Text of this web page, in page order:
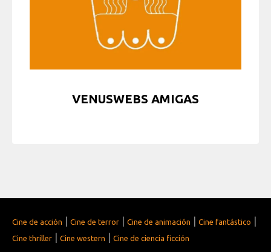
VENUSWEBS AMIGAS
Cine de acción | Cine de terror | Cine de animación | Cine fantástico |
Cine thriller | Cine western | Cine de ciencia ficción